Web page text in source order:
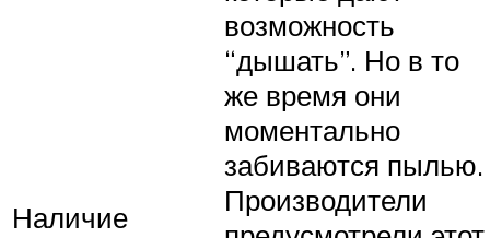
Наличие
возможность
“дышать”. Но в то
же время они
моментально
забиваются пылью.
Производители